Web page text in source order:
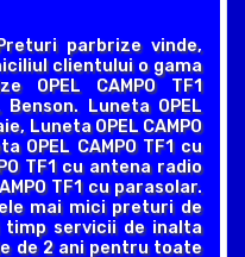
parbrize vinde,
clientului o gama
OPEL CAMPO TF1
Luneta OPEL
Luneta OPEL CAMPO
OPEL CAMPO TF1 cu
TF1 cu antena radio
TF1 cu parasolar.
mai mici preturi de
servicii de inalta
de 2 ani pentru toate